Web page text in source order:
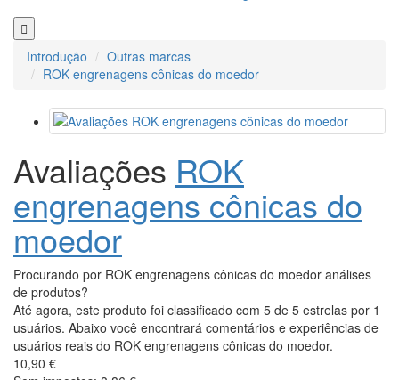
Introdução
Outras marcas
ROK engrenagens cônicas do moedor
Avaliações ROK
engrenagens cônicas do
moedor
Procurando por ROK engrenagens cônicas do moedor análises
de produtos?
Até agora, este produto foi classificado com 5 de 5 estrelas por 1
usuários. Abaixo você encontrará comentários e experiências de
usuários reais do ROK engrenagens cônicas do moedor.
10,90 €